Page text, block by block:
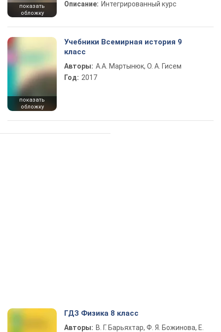
показать
обложку
Описание: Интегрированный курс
показать
обложку
Учебники Всемирная история 9
класс
Авторы: А.А. Мартынюк, О. А. Гисем
Год: 2017
ГДЗ Физика 8 класс
Авторы: В. Г. Барьяхтар, Ф. Я. Божинова, Е.